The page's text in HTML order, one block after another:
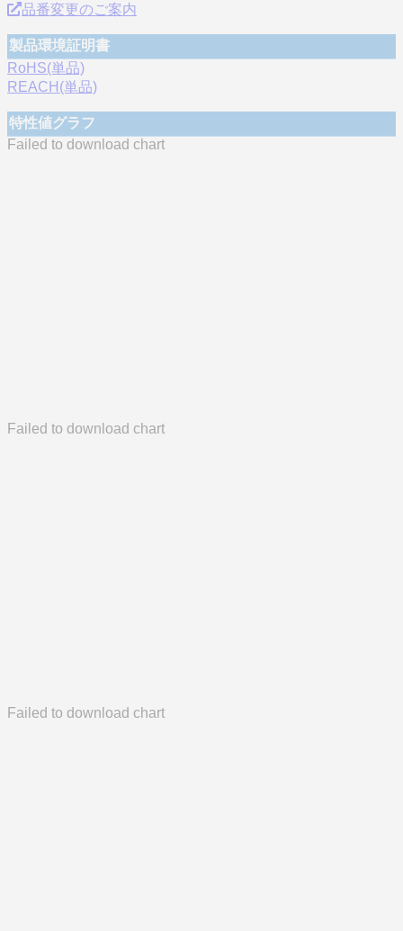
品番変更のご案内
製品環境証明書
RoHS(単品)
REACH(単品)
特性値グラフ
Failed to download chart
Failed to download chart
Failed to download chart